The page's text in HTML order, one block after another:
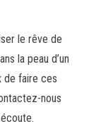
le rêve de
la peau d’un
de faire ces
nous